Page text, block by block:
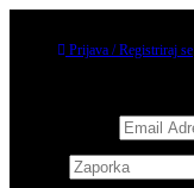
Prijava / Registriraj se